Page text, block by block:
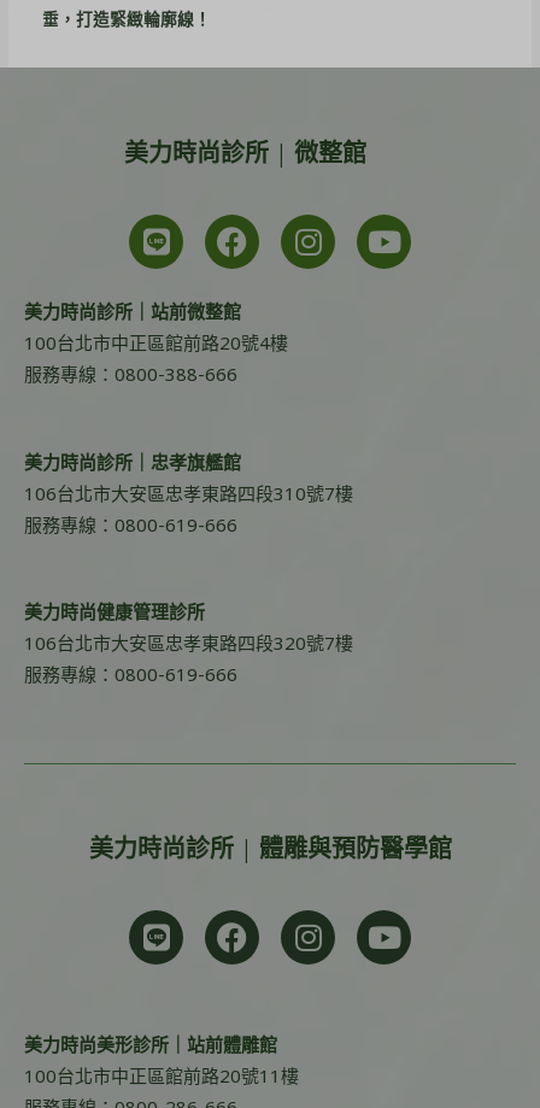
垂，打造緊緻輪廓線！
美力時尚診所 | 微整館
美力時尚診所｜站前微整館
100台北市中正區館前路20號4樓
服務專線：0800-388-666
美力時尚診所｜忠孝旗艦館
106台北市大安區忠孝東路四段310號7樓
服務專線：0800-619-666
美力時尚健康管理診所
106台北市大安區忠孝東路四段320號7樓
服務專線：0800-619-666
美力時尚診所 | 體雕與預防醫學館
美力時尚美形診所｜站前體雕館
100台北市中正區館前路20號11樓